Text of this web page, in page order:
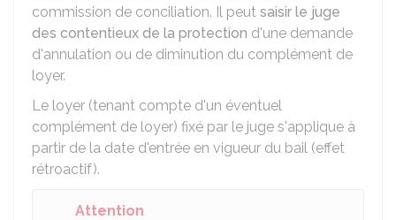
commission de conciliation. Il peut saisir le juge
des contentieux de la protection d'une demande
d'annulation ou de diminution du complément de
loyer.
Le loyer (tenant compte d'un éventuel
complément de loyer) fixé par le juge s'applique à
partir de la date d'entrée en vigueur du bail (effet
rétroactif).
Attention